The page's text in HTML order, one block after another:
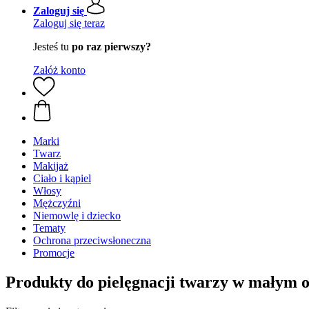
Zaloguj się
Zaloguj się teraz
Jesteś tu po raz pierwszy?
Załóż konto
Marki
Twarz
Makijaż
Ciało i kąpiel
Włosy
Mężczyźni
Niemowlę i dziecko
Tematy
Ochrona przeciwsłoneczna
Promocje
Produkty do pielęgnacji twarzy w małym